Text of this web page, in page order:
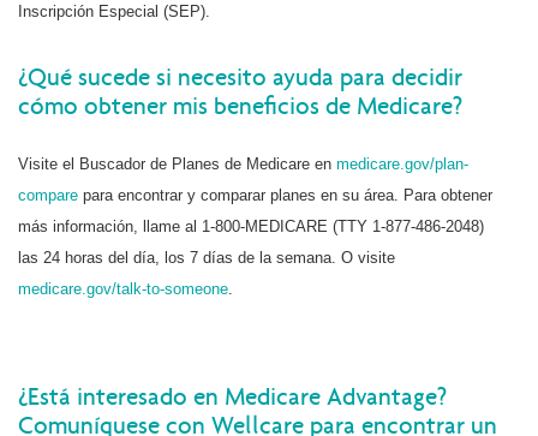
Inscripción Especial (SEP).
¿Qué sucede si necesito ayuda para decidir
cómo obtener mis beneficios de Medicare?
Visite el Buscador de Planes de Medicare en medicare.gov/plan-
compare para encontrar y comparar planes en su área. Para obtener
más información, llame al 1-800-MEDICARE (TTY 1-877-486-2048)
las 24 horas del día, los 7 días de la semana. O visite
medicare.gov/talk-to-someone
¿Está interesado en Medicare Advantage?
Comuníquese con Wellcare para encontrar un